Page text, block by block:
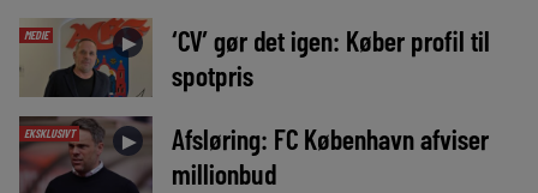
MEDIE ►
‘CV’ gør det igen: Køber profil til
spotpris
EKSKLUSIVT ►
Afsløring: FC København afviser
millionbud